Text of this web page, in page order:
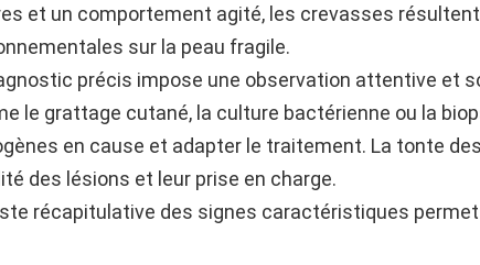
et un comportement agité, les crevasses
sur la peau fragile.
précis impose une observation attentive et
le grattage cutané, la culture bactérienne ou la
en cause et adapter le traitement. La tonte
des lésions et leur prise en charge.
récapitulative des signes caractéristiques permet